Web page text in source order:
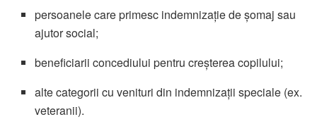
persoanele care primesc indemnizație de șomaj sau
ajutor social;
beneficiarii concediului pentru creșterea copilului;
alte categorii cu venituri din indemnizații speciale (ex.
veteranii).